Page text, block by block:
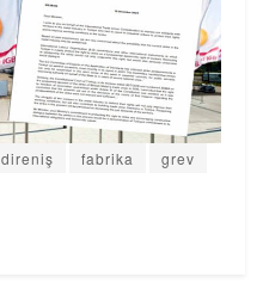
direniş fabrika
grev